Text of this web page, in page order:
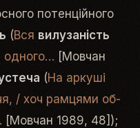
потенційного
(Вся ви­лу­за­ність
[Мовчан
(На ар­ку­ші
/ хоч ра­м­ця­ми об­
[Мовчан 1989, 48]);